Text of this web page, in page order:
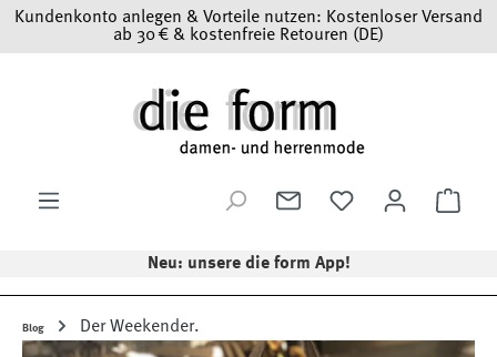
Zum Hauptinhalt springen
Kundenkonto anlegen & Vorteile nutzen: Kostenloser Versand
ab 30 € & kostenfreie Retouren (DE)
Neu: unsere die form App!
Blog Der Weekender.